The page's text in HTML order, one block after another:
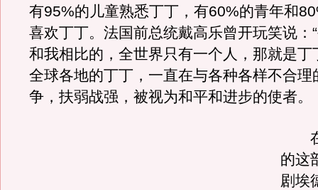
有95%的儿童熟悉丁丁，有60%的青年和
喜欢丁丁。法国前总统戴高乐曾开玩笑说：
和我相比的，全世界只有一个人，那就是丁
全球各地的丁丁，一直在与各种各样不合理
争，扶弱战强，被视为和平和进步的使者。
在
的这
剧埃